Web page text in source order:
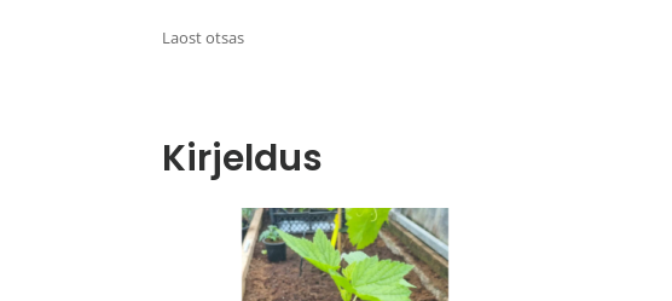
Laost otsas
Kirjeldus